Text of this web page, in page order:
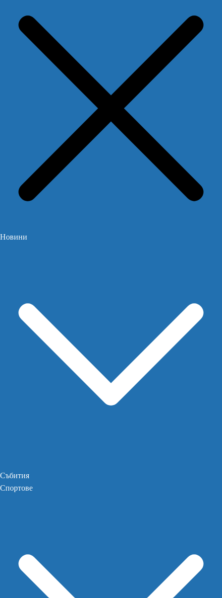
Новини
Събития
Спортове